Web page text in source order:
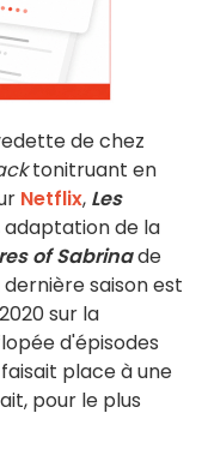
de chez
tonitruant en
Netflix, Les
adaptation de la
of Sabrinade
saison est
sur la
d'épisodes
place à une
pour le plus